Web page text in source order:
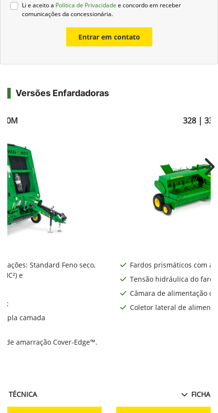
Li e aceito a Política de Privacidade e concordo em receber
comunicações da concessionária.
Entrar em contato
Versões Enfardadoras
Standard Feno seco,
e
camada
de amarração Cover-Edge™.
TÉCNICA
328 |
Fardos prismáticos com
Tensão hidráulica do
Câmara de alimentação
Coletor lateral de
FICHA